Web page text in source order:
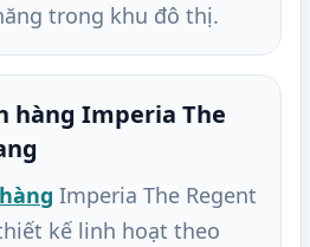
trong khu đô thị.
hàng Imperia The
Imperia The Regent
kế linh hoạt theo